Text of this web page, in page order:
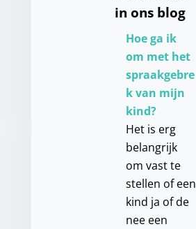
in ons blog
Hoe ga ik
om met het
spraakgebre
k van mijn
kind?
Het is erg
belangrijk
om vast te
stellen of een
kind ja of de
nee een